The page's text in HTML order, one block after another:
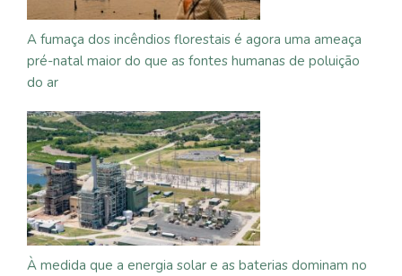
A fumaça dos incêndios florestais é agora uma ameaça
pré-natal maior do que as fontes humanas de poluição
do ar
À medida que a energia solar e as baterias dominam no